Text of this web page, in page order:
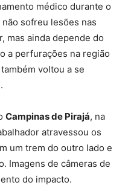
médico durante o
sofreu lesões nas
mas ainda depende do
a perfurações na região
voltou a se
Campinas de Pirajá, na
atravessou os
um trem do outro lado e
Imagens de câmeras de
do impacto.